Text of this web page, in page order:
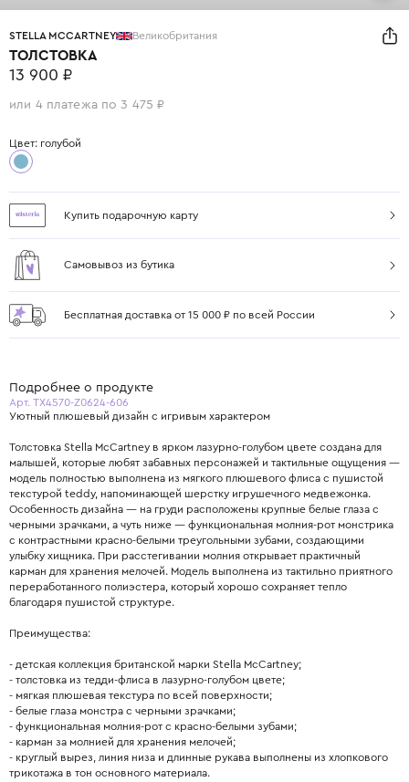
STELLA MCCARTNEY Великобритания
ТОЛСТОВКА
13 900 ₽
или 4 платежа по 3 475 ₽
Цвет: голубой
Купить подарочную карту
Самовывоз из бутика
Бесплатная доставка от 15 000 ₽ по всей России
Подробнее о продукте
Арт. TX4570-Z0624-606
Уютный плюшевый дизайн с игривым характером
Толстовка Stella McCartney в ярком лазурно-голубом цвете создана для
малышей, которые любят забавных персонажей и тактильные ощущения —
модель полностью выполнена из мягкого плюшевого флиса с пушистой
текстурой teddy, напоминающей шерстку игрушечного медвежонка.
Особенность дизайна — на груди расположены крупные белые глаза с
черными зрачками, а чуть ниже — функциональная молния-рот монстрика
с контрастными красно-белыми треугольными зубами, создающими
улыбку хищника. При расстегивании молния открывает практичный
карман для хранения мелочей. Модель выполнена из тактильно приятного
переработанного полиэстера, который хорошо сохраняет тепло
благодаря пушистой структуре.
Преимущества:
- детская коллекция британской марки Stella McCartney;
- толстовка из тедди-флиса в лазурно-голубом цвете;
- мягкая плюшевая текстура по всей поверхности;
- белые глаза монстра с черными зрачками;
- функциональная молния-рот с красно-белыми зубами;
- карман за молнией для хранения мелочей;
- круглый вырез, линия низа и длинные рукава выполнены из хлопкового
трикотажа в тон основного материала.